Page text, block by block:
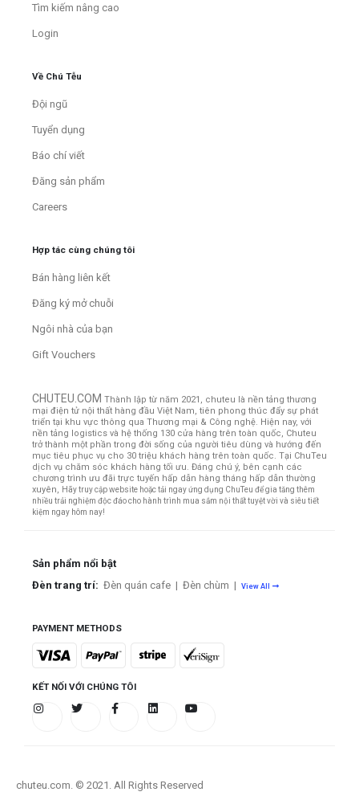
Tìm kiếm nâng cao
Login
Về Chú Tễu
Đội ngũ
Tuyển dụng
Báo chí viết
Đăng sản phẩm
Careers
Hợp tác cùng chúng tôi
Bán hàng liên kết
Đăng ký mở chuỗi
Ngôi nhà của bạn
Gift Vouchers
CHUTEU.COM Thành lập từ năm 2021, chuteu là nền tảng thương
mại điện tử nội thất hàng đầu Việt Nam, tiên phong thúc đẩy sự phát
triển tại khu vực thông qua Thương mại & Công nghệ. Hiện nay, với
nền tảng logistics và hệ thống 130 cửa hàng trên toàn quốc, Chuteu
trở thành một phần trong đời sống của người tiêu dùng và hướng đến
mục tiêu phục vụ cho 30 triệu khách hàng trên toàn quốc. Tại ChuTeu
dịch vụ chăm sóc khách hàng tối ưu. Đáng chú ý, bên cạnh các
chương trình ưu đãi trực tuyến hấp dẫn hàng tháng hấp dẫn thường
xuyên, Hãy truy cập website hoặc tải ngay ứng dụng ChuTeu để gia tăng thêm
nhiều trải nghiệm độc đáo cho hành trình mua sắm nội thất tuyệt vời và siêu tiết
kiệm ngay hôm nay!
Sản phẩm nổi bật
Đèn trang trí: Đèn quán cafe | Đèn chùm | View All
PAYMENT METHODS
KẾT NỐI VỚI CHÚNG TÔI
chuteu.com. © 2021. All Rights Reserved